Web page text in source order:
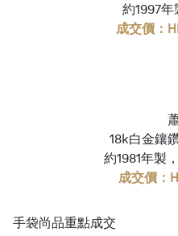
約1997
成交價：
18k白金鑲
約1981年製
成交價：
手袋尚品重點成交